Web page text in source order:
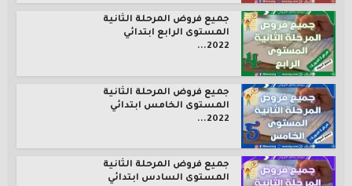
جميع فروض المرحلة الثانية
المستوى الرابع ابتدائي
2022...
جميع فروض المرحلة الثانية
المستوى الخامس ابتدائي
2022...
جميع فروض المرحلة الثانية
المستوى السادس ابتدائي